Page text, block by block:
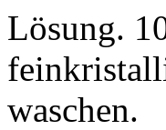
Lösung.
waschen.